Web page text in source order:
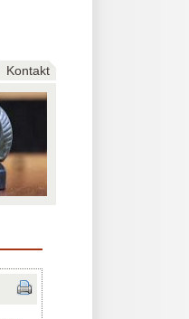
Kontakt